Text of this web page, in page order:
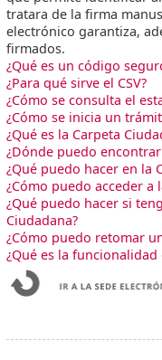
tratara de la firma
electrónico garantiza,
firmados.
¿Qué es un código
¿Para qué sirve el CSV?
¿Cómo se consulta el
¿Cómo se inicia un
¿Qué es la Carpeta
¿Dónde puedo
¿Qué puedo hacer en la
¿Cómo puedo acceder a
¿Qué puedo hacer si
Ciudadana?
¿Cómo puedo retomar
¿Qué es la